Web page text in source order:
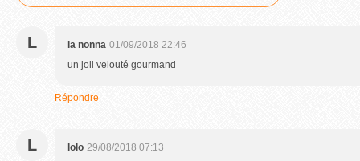
L la nonna 01/09/2018 22:46
un joli velouté gourmand
Répondre
L lolo 29/08/2018 07:13